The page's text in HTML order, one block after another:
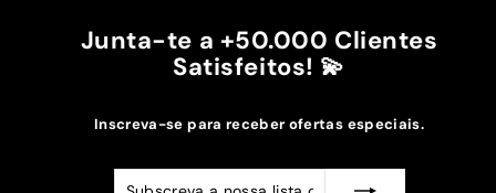
Junta-te a +50.000 Clientes
Satisfeitos! 💫
Inscreva-se para receber ofertas especiais.
Subscreva
Subscrever